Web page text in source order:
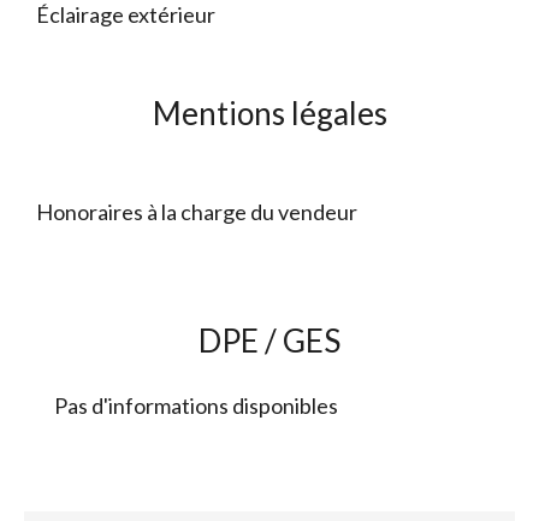
Éclairage extérieur
Mentions légales
Honoraires à la charge du vendeur
DPE / GES
Pas d'informations disponibles